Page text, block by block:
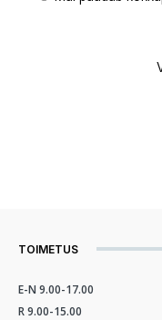
TOIMETUS
E-N 9.00-17.00
R 9.00-15.00